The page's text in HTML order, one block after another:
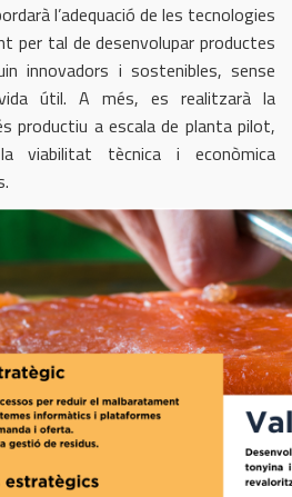
l’adequació de les tecnologies
per tal de desenvolupar productes
innovadors i sostenibles, sense
útil. A més, es realitzarà la
productiu a escala de planta pilot,
viabilitat tècnica i econòmica